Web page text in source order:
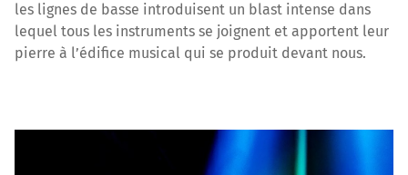
les lignes de basse introduisent un blast intense dans
lequel tous les instruments se joignent et apportent leur
pierre à l’édifice musical qui se produit devant nous.